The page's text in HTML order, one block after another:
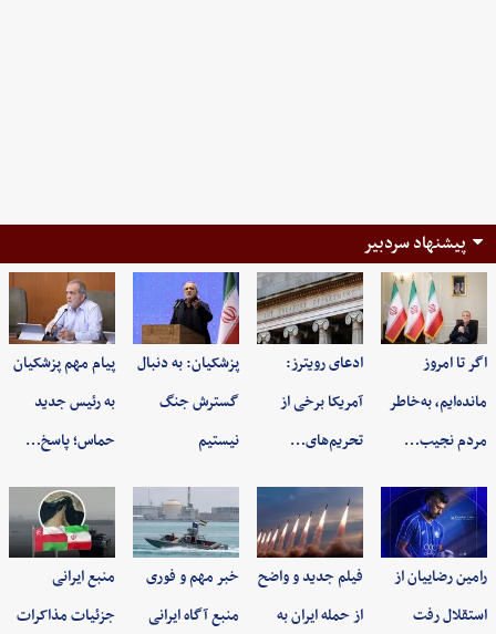
پیشنهاد سردبیر
اگر تا امروز
مانده‌ایم، به‌خاطر
مردم نجیب…
ادعای رویترز:
آمریکا برخی از
تحریم‌های…
پزشکیان: به‌ دنبال
گسترش جنگ
نیستیم
پیام مهم پزشکیان
به رئیس جدید
حماس؛ پاسخ…
رامین رضاییان از
استقلال رفت
فیلم جدید و واضح
از حمله ایران به
خبر مهم و فوری
منبع آگاه ایرانی
منبع ایرانی
جزئیات مذاکرات